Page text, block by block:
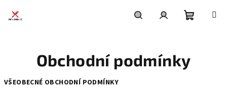
košík
Obchodní podmínky
VŠEOBECNÉ OBCHODNÍ PODMÍNKY